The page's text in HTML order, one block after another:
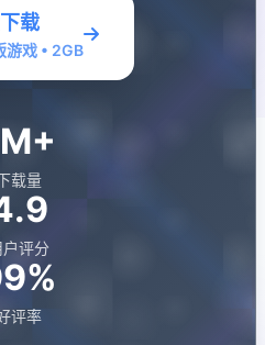
载
游戏 • 2GB
载量
户评分
评率